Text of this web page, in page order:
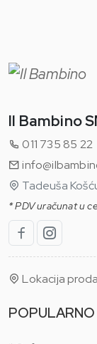
Il Bambino
011 735 85 22
Tadeuša
* PDV uračunat u
Lokacija
POPULARNO